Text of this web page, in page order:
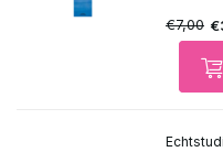
€7,00